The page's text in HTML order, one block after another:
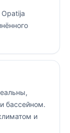
бассейном.
и